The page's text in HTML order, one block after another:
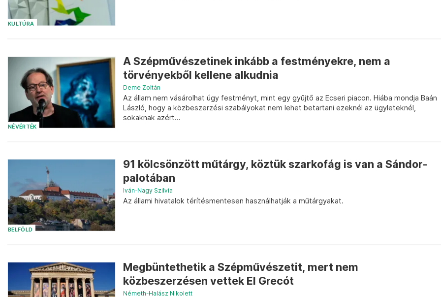
KULTÚRA
NÉVÉRTÉK
A Szépművészetinek inkább a festményekre, nem a
törvényekből kellene alkudnia
Deme Zoltán
Az állam nem vásárolhat úgy festményt, mint egy gyűjtő az Ecseri piacon. Hiába mondja Baán
László, hogy a közbeszerzési szabályokat nem lehet betartani ezeknél az ügyleteknél,
sokaknak azért...
BELFÖLD
91 kölcsönzött műtárgy, köztük szarkofág is van a Sándor-
palotában
Iván-Nagy Szilvia
Az állami hivatalok térítésmentesen használhatják a műtárgyakat.
Megbüntethetik a Szépművészetit, mert nem
közbeszerzésen vettek El Grecót
Németh-Halász Nikolett